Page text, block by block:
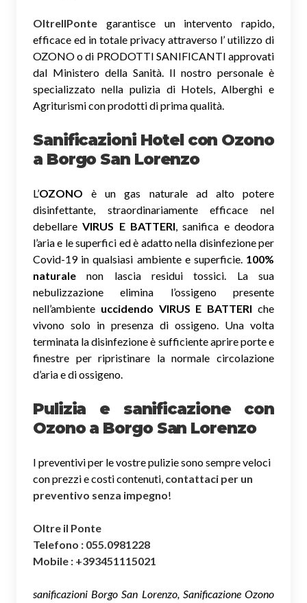
OltreIlPonte garantisce un intervento rapido,
efficace ed in totale privacy attraverso l’ utilizzo di
OZONO o di PRODOTTI SANIFICANTI approvati
dal Ministero della Sanità. Il nostro personale è
specializzato nella pulizia di Hotels, Alberghi e
Agriturismi con prodotti di prima qualità.
Sanificazioni Hotel con Ozono
a Borgo San Lorenzo
L’OZONO è un gas naturale ad alto potere
disinfettante, straordinariamente efficace nel
debellareVIRUS E BATTERI, sanifica e deodora
l’aria e le superfici ed è adatto nella disinfezione per
Covid-19 in qualsiasi ambiente e superficie. 100%
naturale non lascia residui tossici. La sua
nebulizzazione elimina l’ossigeno presente
nell’ambiente uccidendo VIRUS E BATTERI che
vivono solo in presenza di ossigeno. Una volta
terminata la disinfezione è sufficiente aprire porte e
finestre per ripristinare la normale circolazione
d’aria e di ossigeno.
Pulizia e sanificazione con
Ozono a Borgo San Lorenzo
I preventivi per le vostre pulizie sono sempre veloci
con prezzi e costi contenuti, contattaci per un
preventivo senza impegno!
Oltre il Ponte
Telefono : 055.0981228
Mobile : +393451115021
sanificazioni Borgo San Lorenzo, Sanificazione Ozono